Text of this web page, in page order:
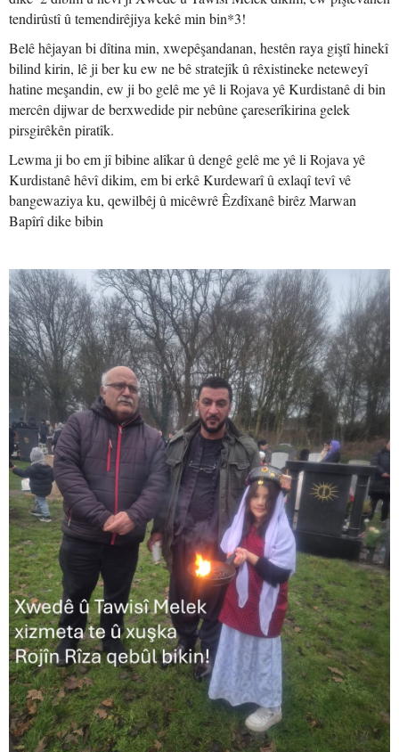
tendirûstî û temendirêjiya kekê min bin*3!
Belê hêjayan bi dîtina min, xwepêşandanan, hestên raya giştî hinekî
bilind kirin, lê ji ber ku ew ne bê stratejîk û rêxistineke neteweyî
hatine meşandin, ew ji bo gelê me yê li Rojava yê Kurdistanê di bin
mercên dijwar de berxwedide pir nebûne çareserîkirina gelek
pirsgirêkên piratîk.
Lewma ji bo em jî bibine alîkar û dengê gelê me yê li Rojava yê
Kurdistanê hêvî dikim, em bi erkê Kurdewarî û exlaqî tevî vê
bangewaziya ku, qewilbêj û micêwrê Êzdîxanê birêz Marwan
Bapîrî dike bibin